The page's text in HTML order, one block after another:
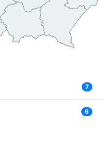
7
6